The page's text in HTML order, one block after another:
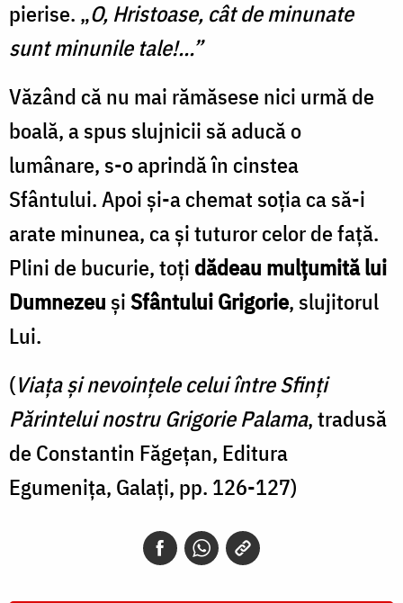
pierise. „O, Hristoase, cât de minunate
sunt minunile tale!...”
Văzând că nu mai rămăsese nici urmă de
boală, a spus slujnicii să aducă o
lumânare, s-o aprindă în cinstea
Sfântului.Apoi şi-a chemat soţia ca să-i
arate minunea, ca şi tuturor celor de faţă.
Plini de bucurie, toţi dădeau mulţumită lui
DumnezeuşiSfântului Grigorie, slujitorul
Lui.
(Viaţa şi nevoinţele celui între Sfinţi
Părintelui nostru Grigorie Palama, tradusă
de Constantin Făgeţan, Editura
Egumeniţa, Galaţi, pp. 126-127)